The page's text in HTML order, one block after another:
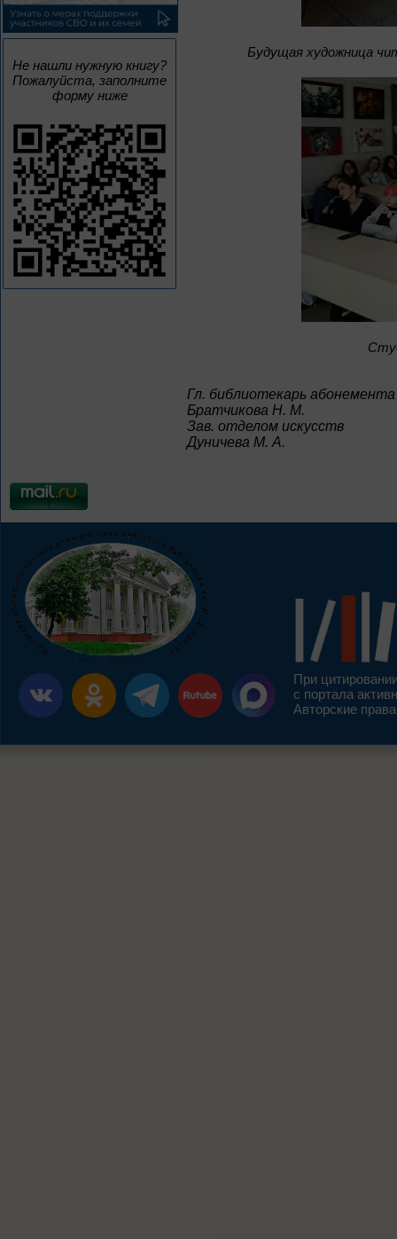
Не нашли нужную книгу?
Пожалуйста, заполните
форму ниже
Будущая художница
Гл. библиотекарь
Братчикова Н. М.
Зав. отделом искусств
Дуничева М. А.
При
с портала
Авторские